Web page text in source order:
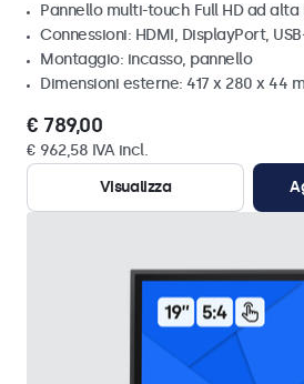
Pannello multi-touch Full HD ad alta
Connessioni: HDMI, DisplayPort,
Montaggio: incasso, pannello
Dimensioni esterne: 417 x 280 x 44
€ 789,00
€ 962,58 IVA incl.
Visualizza